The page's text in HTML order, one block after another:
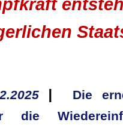
Der Preis der Freiheit, oder: Wer
Klassenkampf von oben: Wie der
| Die
die